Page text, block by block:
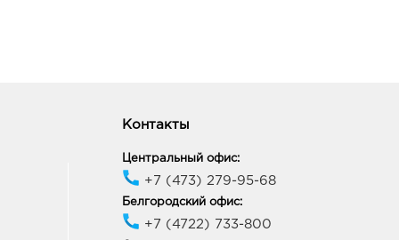
Контакты
Центральный офис:
+7 (473) 279-95-68
Белгородский офис:
+7 (4722) 733-800